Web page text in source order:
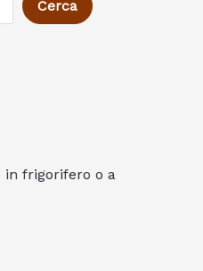
Cerca
in frigorifero o a